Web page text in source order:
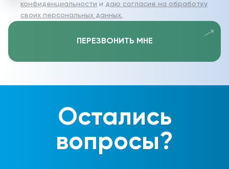
конфиденциальности и даю согласие на обработку
своих персональных данных.
ПЕРЕЗВОНИТЬ МНЕ
Остались
вопросы?